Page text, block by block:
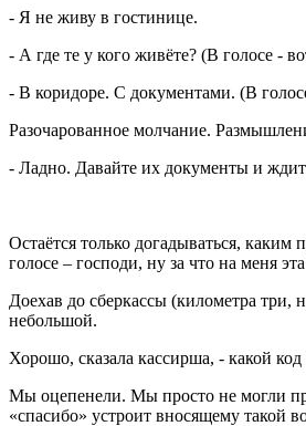
- Я не живу в гостинице.
- А где те у кого живёте? (В голосе -
- В коридоре. С документами. (В
Разочарованное молчание.
- Ладно. Давайте их документы и
Остаётся только догадываться,
голосе – господи, ну за что на меня
Доехав до сберкассы (километра
небольшой.
Хорошо, сказала кассирша, - какой
Мы оцепенели. Мы просто не могли
«спасибо» устроит вносящему такой